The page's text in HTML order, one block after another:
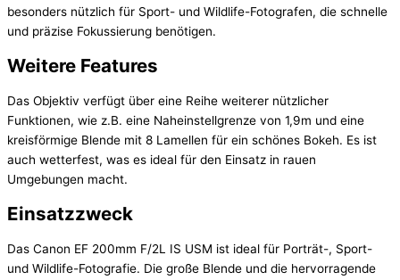
besonders nützlich für Sport- und Wildlife-Fotografen, die schnelle
und präzise Fokussierung benötigen.
Weitere Features
Das Objektiv verfügt über eine Reihe weiterer nützlicher
Funktionen, wie z.B. eine Naheinstellgrenze von 1,9m und eine
kreisförmige Blende mit 8 Lamellen für ein schönes Bokeh. Es ist
auch wetterfest, was es ideal für den Einsatz in rauen
Umgebungen macht.
Einsatzzweck
Das Canon EF 200mm F/2L IS USM ist ideal für Porträt-, Sport-
und Wildlife-Fotografie. Die große Blende und die hervorragende